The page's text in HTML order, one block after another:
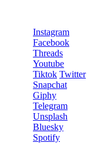
Instagram
Facebook
Threads
Youtube
Tiktok Twitter
Snapchat
Giphy
Telegram
Unsplash
Bluesky
Spotify